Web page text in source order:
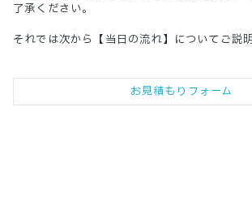
了承ください。
それでは次から【当日の流れ】についてご説明
お見積もりフォーム